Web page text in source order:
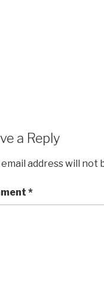
a Reply
address will not
*